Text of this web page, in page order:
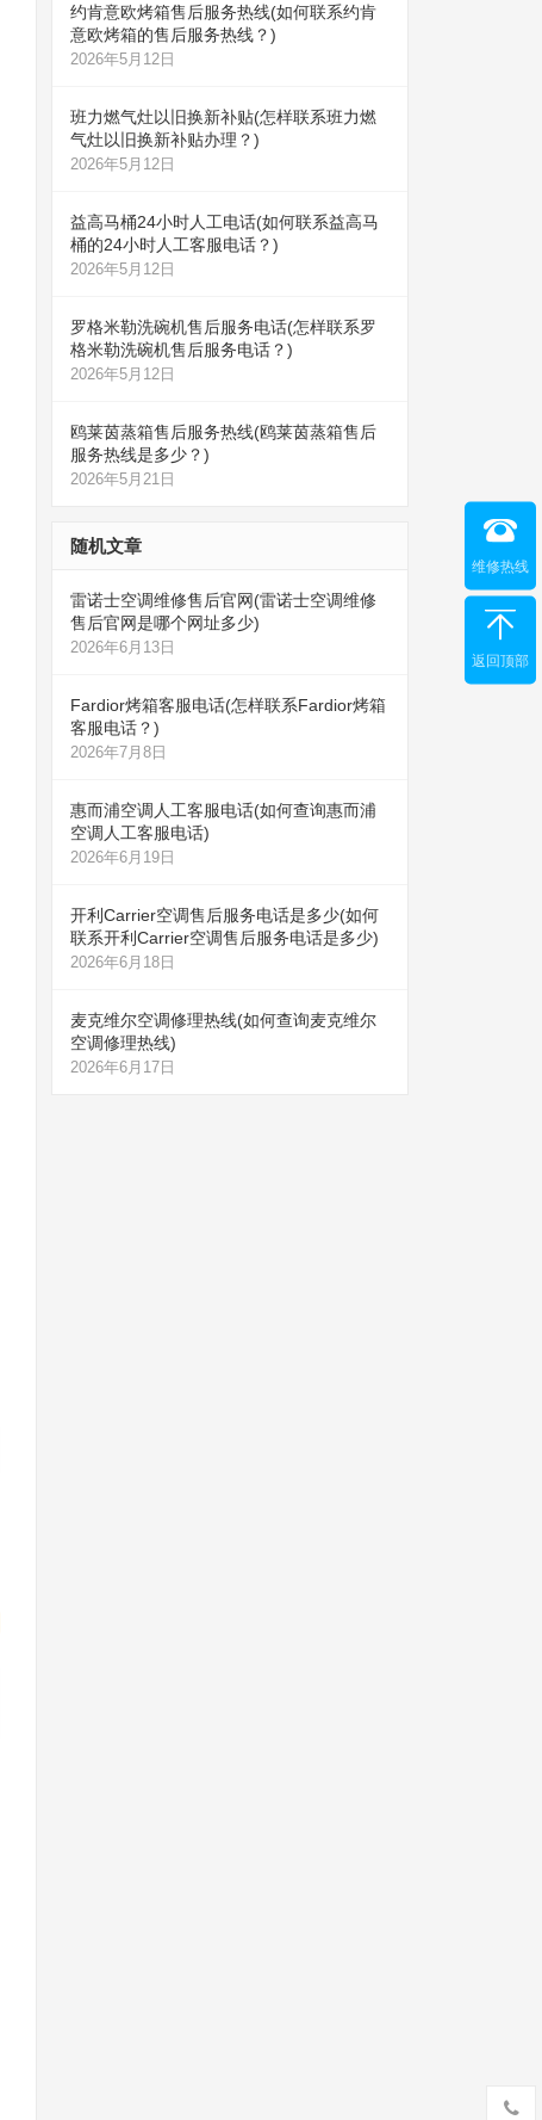
约肯意欧烤箱售后服务热线(如何联系约肯
意欧烤箱的售后服务热线？)
2026年5月12日
班力燃气灶以旧换新补贴(怎样联系班力燃
气灶以旧换新补贴办理？)
2026年5月12日
益高马桶24小时人工电话(如何联系益高马
桶的24小时人工客服电话？)
2026年5月12日
罗格米勒洗碗机售后服务电话(怎样联系罗
格米勒洗碗机售后服务电话？)
2026年5月12日
鸥莱茵蒸箱售后服务热线(鸥莱茵蒸箱售后
服务热线是多少？)
2026年5月21日
随机文章
雷诺士空调维修售后官网(雷诺士空调维修
售后官网是哪个网址多少)
2026年6月13日
Fardior烤箱客服电话(怎样联系Fardior烤箱
客服电话？)
2026年7月8日
惠而浦空调人工客服电话(如何查询惠而浦
空调人工客服电话)
2026年6月19日
开利Carrier空调售后服务电话是多少(如何
联系开利Carrier空调售后服务电话是多少)
2026年6月18日
麦克维尔空调修理热线(如何查询麦克维尔
空调修理热线)
2026年6月17日
维修热线
返回顶部